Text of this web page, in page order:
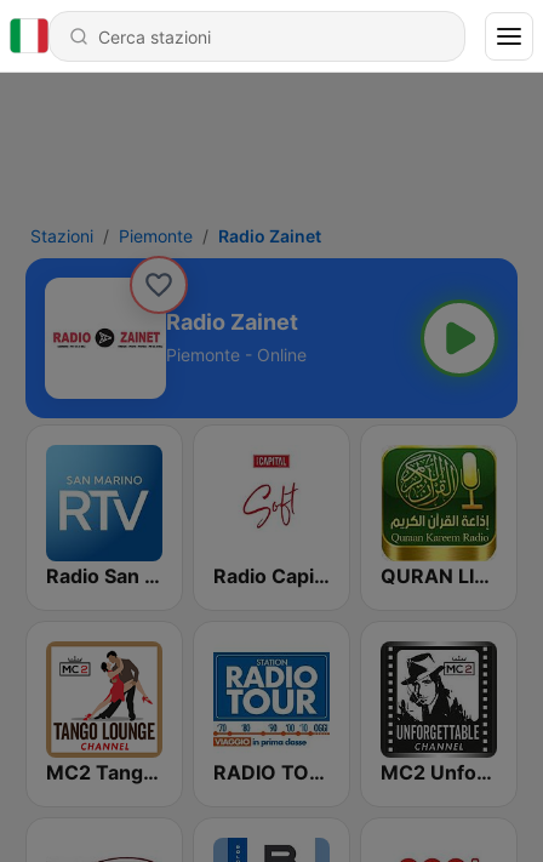
Stazioni Piemonte Radio Zainet
Radio Zainet
Piemonte - Online
Radio San Marino Radio Capital Soft QURAN LIVE RADIO
MC2 Tango Lounge RADIO TOUR MC2 Unforgettable Channel